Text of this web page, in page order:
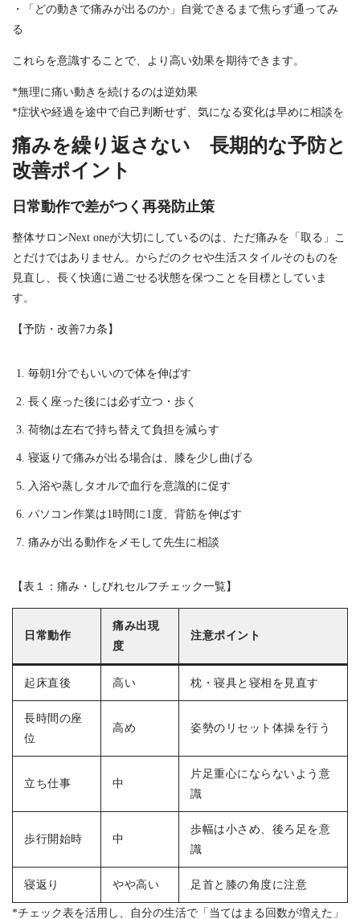
・「どの動きで痛みが出るのか」自覚できるまで焦らず通ってみ
る
これらを意識することで、より高い効果を期待できます。
*無理に痛い動きを続けるのは逆効果
*症状や経過を途中で自己判断せず、気になる変化は早めに相談を
痛みを繰り返さない 長期的な予防と
改善ポイント
日常動作で差がつく再発防止策
整体サロンNext oneが大切にしているのは、ただ痛みを「取る」こ
とだけではありません。からだのクセや生活スタイルそのものを
見直し、長く快適に過ごせる状態を保つことを目標としていま
す。
【予防・改善7カ条】
毎朝1分でもいいので体を伸ばす
長く座った後には必ず立つ・歩く
荷物は左右で持ち替えて負担を減らす
寝返りで痛みが出る場合は、膝を少し曲げる
入浴や蒸しタオルで血行を意識的に促す
パソコン作業は1時間に1度、背筋を伸ばす
痛みが出る動作をメモして先生に相談
【表１：痛み・しびれセルフチェック一覧】
日常動作
痛み出現
度
注意ポイント
起床直後 高い 枕・寝具と寝相を見直す
長時間の座
位
高め 姿勢のリセット体操を行う
立ち仕事 中
片足重心にならないよう意
識
歩行開始時 中
歩幅は小さめ、後ろ足を意
識
寝返り やや高い 足首と膝の角度に注意
*チェック表を活用し、自分の生活で「当てはまる回数が増えた」